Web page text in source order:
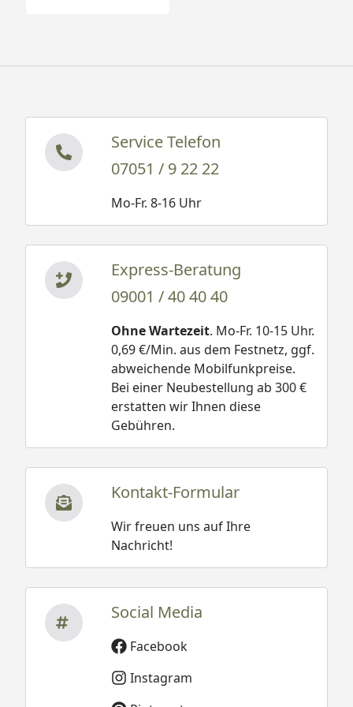
Sie Infos über die benötigte
kg/m² bzw.
si* sk**
80/0,80
213/2,13 122
*max. Dachlast; ** relevante Schneelast auf dem
Boden nach DIN 1055 / EN1991, Teil 1-4
Schneelasten /Windlast
Der Aufbau des Carports ist in Windlastzone 3 und
4 nicht zulässig (Windzonenkarte).
Die einzelnen XIMAX Design-Carports werden in
verschiedenen Schneelastversionen angeboten,
um den regional unterschiedlichen Anforderungen
Service Telefon
07051 / 9 22 22
Mo-Fr. 8-16 Uhr
Express-Beratung
09001 / 40 40 40
Ohne Wartezeit. Mo-Fr. 10-15 Uhr.
0,69 €/Min. aus dem Festnetz, ggf.
abweichende Mobilfunkpreise.
Bei einer Neubestellung ab 300 €
erstatten wir Ihnen diese
Gebühren.
Kontakt-Formular
Wir freuen uns auf Ihre
Nachricht!
Social Media
Facebook
Instagram